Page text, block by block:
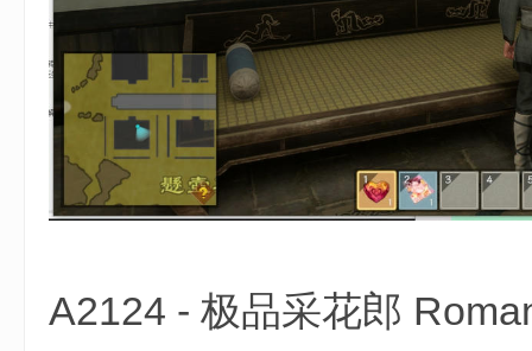
A2124 - 极品采花郎